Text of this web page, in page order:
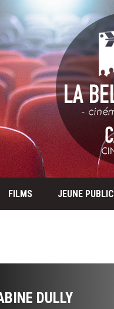
FILMS JEUNE PUBLIC
DULLY